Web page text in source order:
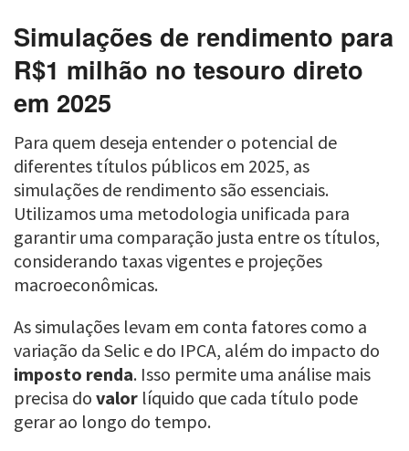
Simulações de rendimento para
R$1 milhão no tesouro direto
em 2025
Para quem deseja entender o potencial de
diferentes títulos públicos em 2025, as
simulações de rendimento são essenciais.
Utilizamos uma metodologia unificada para
garantir uma comparação justa entre os títulos,
considerando taxas vigentes e projeções
macroeconômicas.
As simulações levam em conta fatores como a
variação da Selic e do IPCA, além do impacto do
imposto renda. Isso permite uma análise mais
precisa do valor líquido que cada título pode
gerar ao longo do tempo.